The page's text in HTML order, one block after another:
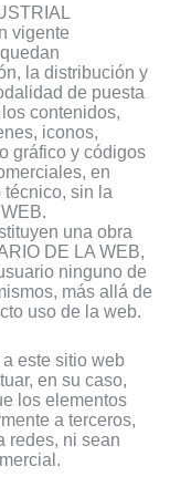
vigente
la distribución y
de puesta
contenidos,
iconos,
gráfico y códigos
en
sin la
una obra
DE LA WEB,
ninguno de
más allá de
uso de la web.
este sitio web
en su caso,
los elementos
a terceros,
redes, ni sean